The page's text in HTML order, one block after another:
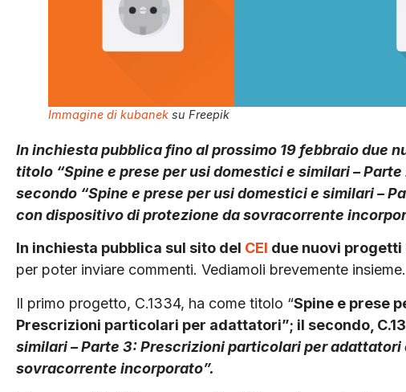
Immagine di kubanek su Freepik
In inchiesta pubblica fino al prossimo 19 febbraio due
titolo “Spine e prese per usi domestici e similari –
secondo “Spine e prese per usi domestici e similari –
con dispositivo di protezione da sovracorrente
In inchiesta pubblica sul sito del CEI due nuovi progetti
per poter inviare commenti. Vediamoli brevemente insieme.
Il primo progetto, C.1334, ha come titolo “Spine e prese
Prescrizioni particolari per adattatori”; il secondo,
similari – Parte 3: Prescrizioni particolari per
sovracorrente incorporato”.